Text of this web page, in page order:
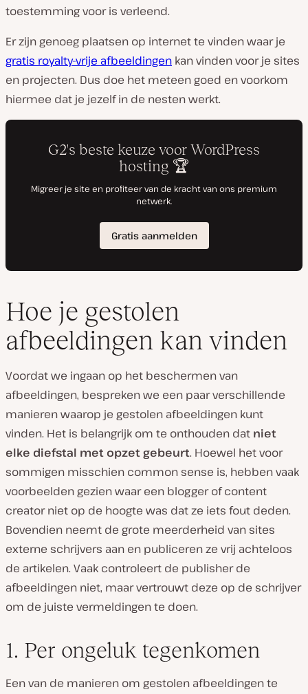
toestemming voor is verleend.
Er zijn genoeg plaatsen op internet te vinden waar je
gratis royalty-vrije afbeeldingen kan vinden voor je sites
en projecten. Dus doe het meteen goed en voorkom
hiermee dat je jezelf in de nesten werkt.
Hoe je gestolen
afbeeldingen kan vinden
Voordat we ingaan op het beschermen van
afbeeldingen, bespreken we een paar verschillende
manieren waarop je gestolen afbeeldingen kunt
vinden. Het is belangrijk om te onthouden dat niet
elke diefstal met opzet gebeurt. Hoewel het voor
sommigen misschien common sense is, hebben vaak
voorbeelden gezien waar een blogger of content
creator niet op de hoogte was dat ze iets fout deden.
Bovendien neemt de grote meerderheid van sites
externe schrijvers aan en publiceren ze vrij achteloos
de artikelen. Vaak controleert de publisher de
afbeeldingen niet, maar vertrouwt deze op de schrijver
om de juiste vermeldingen te doen.
1. Per ongeluk tegenkomen
Een van de manieren om gestolen afbeeldingen te